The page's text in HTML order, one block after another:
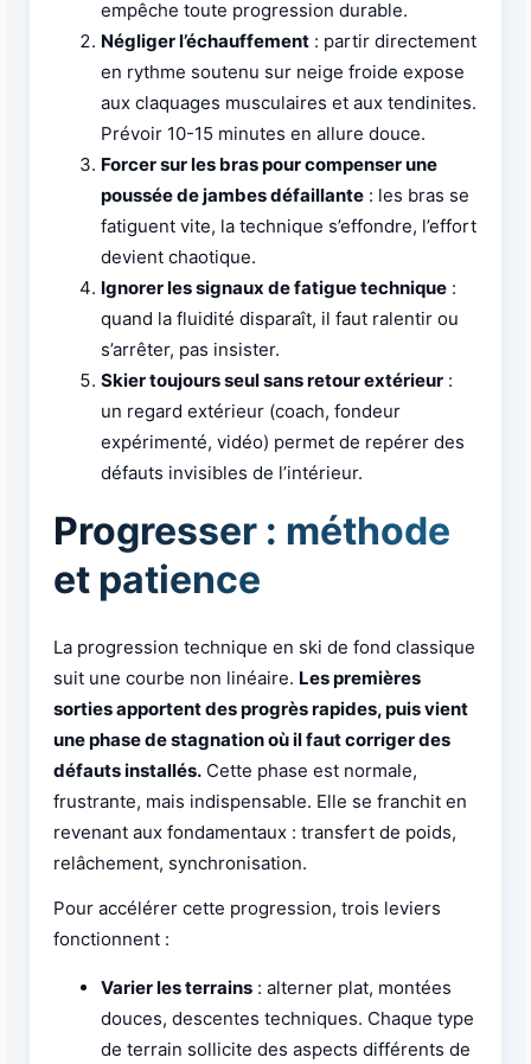
empêche toute progression durable.
Négliger l’échauffement : partir directement
en rythme soutenu sur neige froide expose
aux claquages musculaires et aux tendinites.
Prévoir 10-15 minutes en allure douce.
Forcer sur les bras pour compenser une
poussée de jambes défaillante : les bras se
fatiguent vite, la technique s’effondre, l’effort
devient chaotique.
Ignorer les signaux de fatigue technique :
quand la fluidité disparaît, il faut ralentir ou
s’arrêter, pas insister.
Skier toujours seul sans retour extérieur :
un regard extérieur (coach, fondeur
expérimenté, vidéo) permet de repérer des
défauts invisibles de l’intérieur.
Progresser : méthode
et patience
La progression technique en ski de fond classique
suit une courbe non linéaire. Les premières
sorties apportent des progrès rapides, puis vient
une phase de stagnation où il faut corriger des
défauts installés. Cette phase est normale,
frustrante, mais indispensable. Elle se franchit en
revenant aux fondamentaux : transfert de poids,
relâchement, synchronisation.
Pour accélérer cette progression, trois leviers
fonctionnent :
Varier les terrains : alterner plat, montées
douces, descentes techniques. Chaque type
de terrain sollicite des aspects différents de